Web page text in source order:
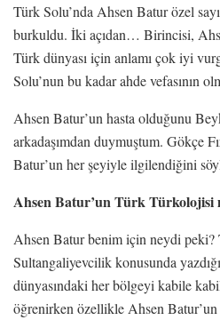
Türk Solu’nda Ahsen Batur özel
burkuldu. İki açıdan… Birincisi,
Türk dünyası için anlamı çok iyi
Solu’nun bu kadar ahde vefasının
Ahsen Batur’un hasta olduğunu
arkadaşımdan duymuştum. Gökçe
Batur’un her şeyiyle ilgilendiğini
Ahsen Batur’un Türk Türkolojisi
Ahsen Batur benim için neydi peki?
Sultangaliyevcilik konusunda
dünyasındaki her bölgeyi kabile
öğrenirken özellikle Ahsen Batur’un